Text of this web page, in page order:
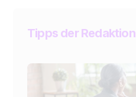
Tipps der Redaktion